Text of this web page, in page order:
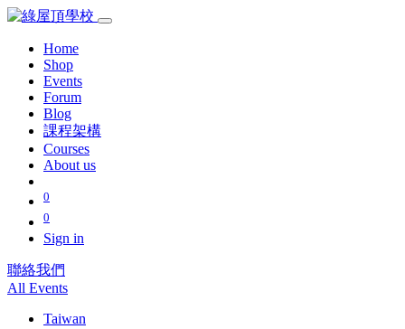
Home
Shop
Events
Forum
Blog
課程架構
Courses
About us
0
0
Sign in
聯絡我們
All Events
Taiwan